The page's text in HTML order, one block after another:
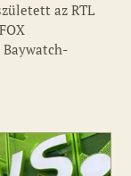
az RTL